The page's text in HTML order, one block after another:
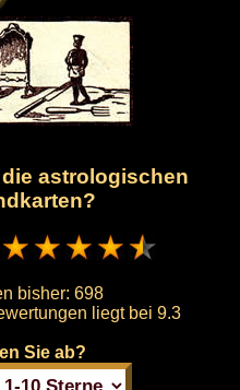
astrologischen
bisher: 698
liegt bei 9.3
Sie ab?